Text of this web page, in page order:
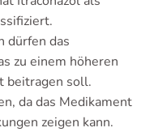
dürfen das
zu einem höheren
beitragen soll.
da das Medikament
zeigen kann.